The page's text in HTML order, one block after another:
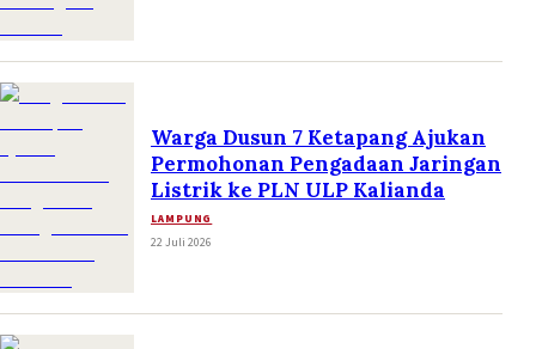
Warga Dusun 7 Ketapang Ajukan
Permohonan Pengadaan Jaringan
Listrik ke PLN ULP Kalianda
LAMPUNG
22 Juli 2026